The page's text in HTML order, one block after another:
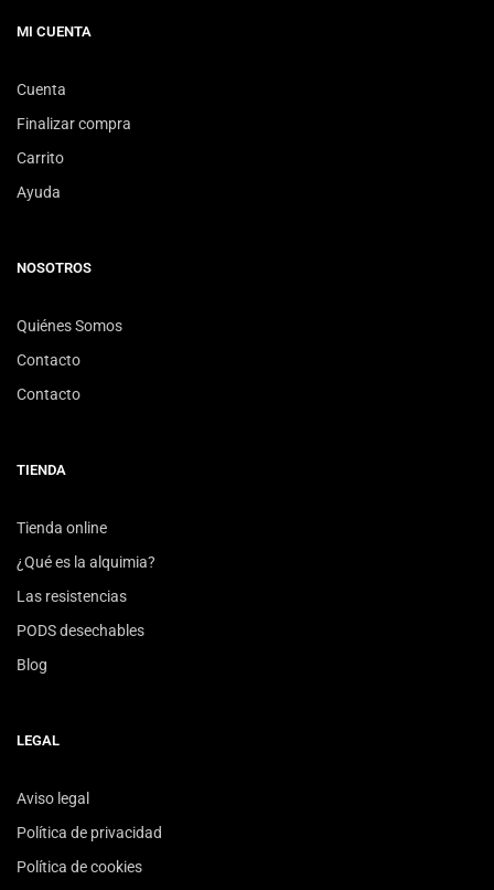
MI CUENTA
Cuenta
Finalizar compra
Carrito
Ayuda
NOSOTROS
Quiénes Somos
Contacto
Contacto
TIENDA
Tienda online
¿Qué es la alquimia?
Las resistencias
PODS desechables
Blog
LEGAL
Aviso legal
Política de privacidad
Política de cookies